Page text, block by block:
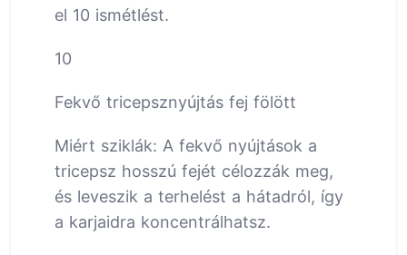
el 10 ismétlést.
10
Fekvő tricepsznyújtás fej fölött
Miért sziklák: A fekvő nyújtások a
tricepsz hosszú fejét célozzák meg,
és leveszik a terhelést a hátadról, így
a karjaidra koncentrálhatsz.